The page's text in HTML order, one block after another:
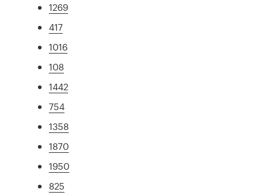
1269
417
1016
108
1442
754
1358
1870
1950
825